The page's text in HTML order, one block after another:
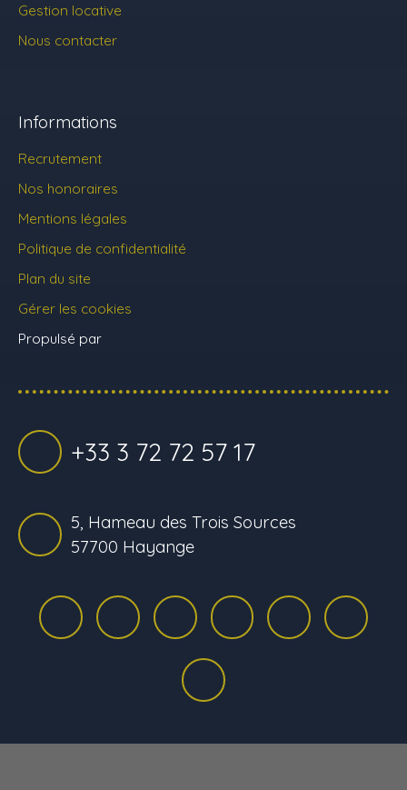
Gestion locative
Nous contacter
Informations
Recrutement
Nos honoraires
Mentions légales
Politique de confidentialité
Plan du site
Gérer les cookies
Propulsé par
+33 3 72 72 57 17
5, Hameau des Trois Sources
57700 Hayange